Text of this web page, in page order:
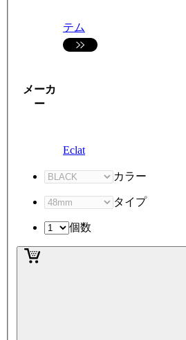
テム
メーカ
ー
Eclat
カラー
タイプ
個数